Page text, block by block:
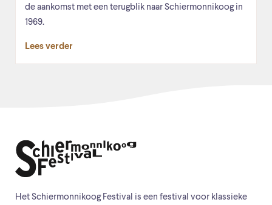
de aankomst met een terugblik naar Schiermonnikoog in
1969.
Lees verder
Het Schiermonnikoog Festival is een festival voor klassieke